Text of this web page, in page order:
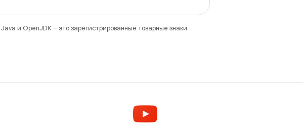
Java и OpenJDK – это зарегистрированные товарные знаки